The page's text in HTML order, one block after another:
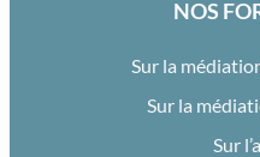
NOS
Sur la
Sur la
Sur